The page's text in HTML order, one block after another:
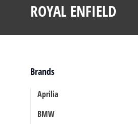
ROYAL ENFIELD
Brands
Aprilia
BMW